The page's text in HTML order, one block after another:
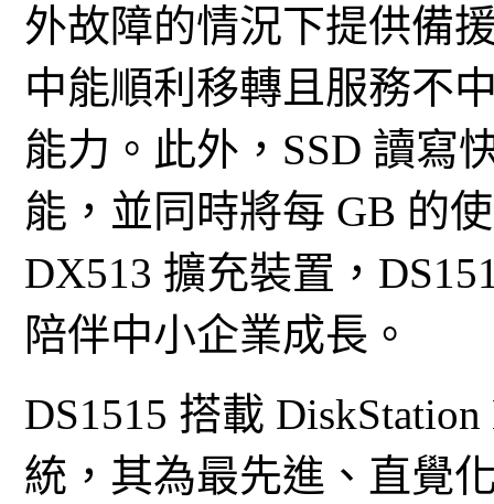
外故障的情況下提供備
中能順利移轉且服務不
能力。此外，SSD 讀寫
能，並同時將每 GB 的
DX513 擴充裝置，
陪伴中小企業成長。
DS1515 搭載
統，其為最先進、直覺